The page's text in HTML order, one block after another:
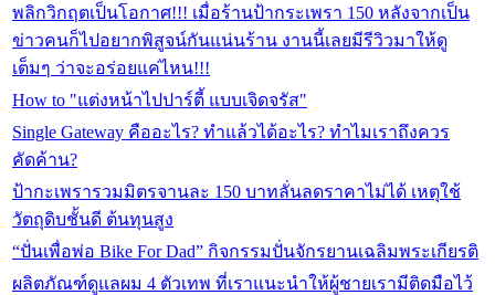
พลิกวิกฤตเป็นโอกาศ!!! เมื่อร้านป้ากระเพรา 150 หลังจากเป็น
ข่าวคนก็ไปอยากพิสูจน์กันแน่นร้าน งานนี้เลยมีรีวิวมาให้ดู
เต็มๆ ว่าจะอร่อยแค่ไหน!!!
How to "แต่งหน้าไปปาร์ตี้ แบบเจิดจรัส"
Single Gateway คืออะไร? ทำแล้วได้อะไร? ทำไมเราถึงควร
คัดค้าน?
ป้ากะเพรารวมมิตรจานละ 150 บาทลั่นลดราคาไม่ได้ เหตุใช้
วัตถุดิบชั้นดี ต้นทุนสูง
“ปั่นเพื่อพ่อ Bike For Dad” กิจกรรมปั่นจักรยานเฉลิมพระเกียรติ
ผลิตภัณฑ์ดูแลผม 4 ตัวเทพ ที่เราแนะนำให้ผู้ชายเรามีติดมือไว้